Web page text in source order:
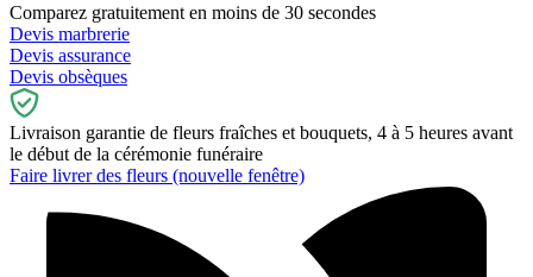
Comparez gratuitement en moins de 30 secondes
Devis marbrerie
Devis assurance
Devis obsèques
Livraison garantie de fleurs fraîches et bouquets, 4 à 5 heures avant
le début de la cérémonie funéraire
Faire livrer des fleurs (nouvelle fenêtre)